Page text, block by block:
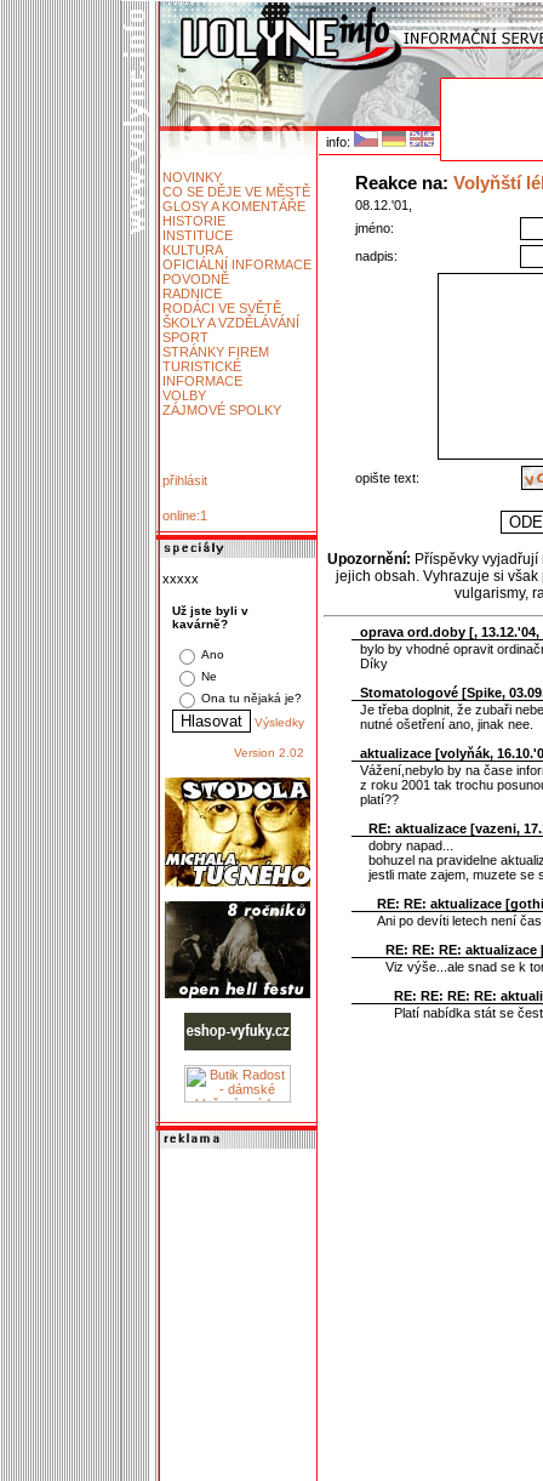
info:
NOVINKY
CO SE DĚJE VE MĚSTĚ
GLOSY A KOMENTÁŘE
HISTORIE
INSTITUCE
KULTURA
OFICIÁLNÍ INFORMACE
POVODNĚ
RADNICE
RODÁCI VE SVĚTĚ
ŠKOLY A VZDĚLÁVÁNÍ
SPORT
STRÁNKY FIREM
TURISTICKÉ
INFORMACE
VOLBY
ZÁJMOVÉ SPOLKY
přihlásit
online:1
xxxxx
Už jste byli v
kavárně?
Ano
Ne
Ona tu nějaká je?
Výsledky
Version 2.02
Reakce na: Volyňští
08.12.'01,
jméno:
nadpis:
opište text:
Upozornění: Příspěvky
jejich obsah. Vyhrazuje si
vulgarismy,
oprava ord.doby [, 13.12.'04,
bylo by vhodné opravit
Díky
Stomatologové [Spike,
Je třeba doplnit, že zubaři
nutné ošetření ano, jinak nee.
aktualizace [volyňák,
Vážení,nebylo by na čase
z roku 2001 tak trochu
platí??
RE: aktualizace [vazeni,
dobry napad...
bohuzel na pravidelne
jestli mate zajem, muzete se
RE: RE: aktualizace [
Ani po devíti letech není
RE: RE: RE: aktualizace
Viz výše...ale snad se k
RE: RE: RE: RE:
Platí nabídka stát se